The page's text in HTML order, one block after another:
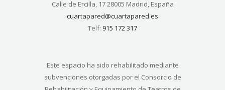
Calle de Ercilla, 17 28005 Madrid, España
cuartapared@cuartapared.es
Telf: 915 172 317
Este espacio ha sido rehabilitado mediante
subvenciones otorgadas por el Consorcio de